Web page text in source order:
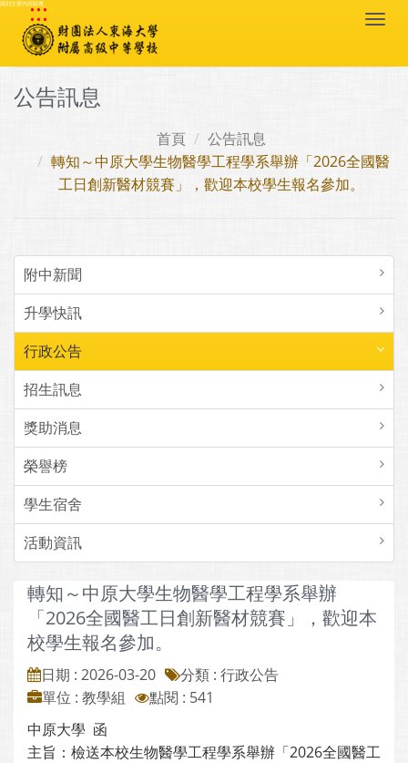
跳到主要內容區塊
:::
公告訊息
首頁
公告訊息
轉知～中原大學生物醫學工程學系舉辦「2026全國醫
工日創新醫材競賽」，歡迎本校學生報名參加。
附中新聞
升學快訊
行政公告
招生訊息
獎助消息
榮譽榜
學生宿舍
活動資訊
轉知～中原大學生物醫學工程學系舉辦
「2026全國醫工日創新醫材競賽」，歡迎本
校學生報名參加。
日期 : 2026-03-20
分類 : 行政公告
單位 : 教學組
點閱 : 541
中原大學 函
主旨：檢送本校生物醫學工程學系舉辦「2026全國醫工